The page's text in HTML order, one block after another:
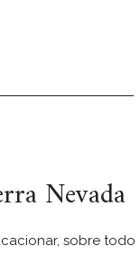
Nevada
sobre todo